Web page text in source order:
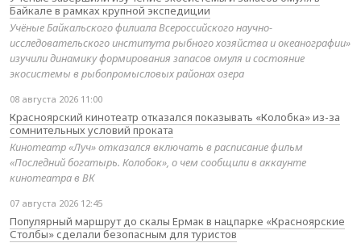
Байкале в рамках крупной экспедиции
Учёные Байкальского филиала Всероссийского научно-
исследовательского института рыбного хозяйства и океанографии»
изучили динамику формирования запасов омуля и состояние
экосистемы в рыбопромысловых районах озера
08 августа 2026 11:00
Красноярский кинотеатр отказался показывать «Колобка» из-за
сомнительных условий проката
Кинотеатр «Луч» отказался включать в расписание фильм
«Последний богатырь. Колобок», о чем сообщили в аккаунте
кинотеатра в ВК
07 августа 2026 12:45
Популярный маршрут до скалы Ермак в нацпарке «Красноярские
Столбы» сделали безопасным для туристов